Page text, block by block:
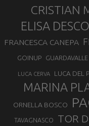
CRISTIAN
ELISA DESCO
FRANCESCA CANEPA
GOINUP GUARDAVALLE
LUCA CERVA LUCA DEL
MARINA
ORNELLA BOSCO
TAVAGNASCO TOR